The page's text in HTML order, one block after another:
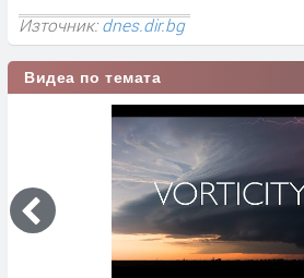
Източник: dnes.dir.bg
Видеа по темата